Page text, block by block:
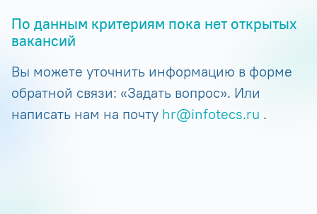
По данным критериям пока нет открытых
вакансий
Вы можете уточнить информацию в форме
обратной связи: «Задать вопрос». Или
написать нам на почту hr@infotecs.ru .